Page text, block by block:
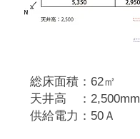
総床面積：62㎡
天井高 ：2,500mm
​供給電力：50Ａ